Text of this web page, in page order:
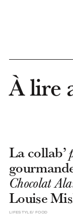
À lire
La collab’
Chocolat
Louise
FOOD
LIFESTYLE